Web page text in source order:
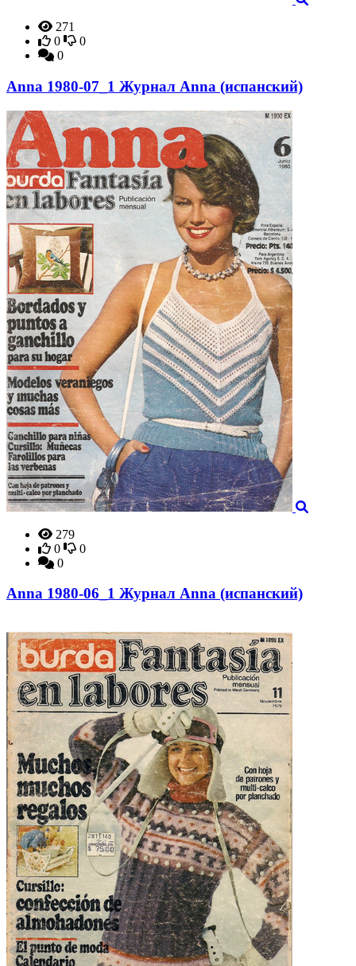
271
0
0
0
Anna 1980-07_1 Журнал Anna (испанский)
279
0
0
0
Anna 1980-06_1 Журнал Anna (испанский)